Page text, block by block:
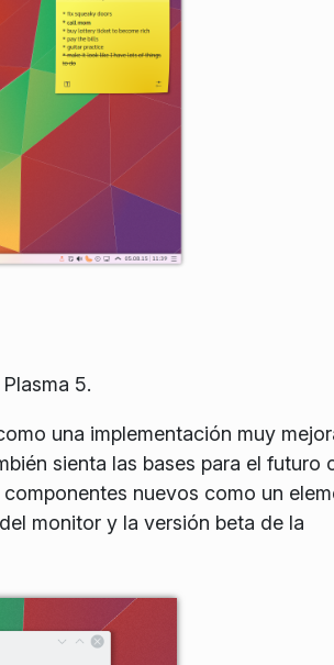
5.
una implementación muy
sienta las bases para el futuro
nuevos como un
monitor y la versión beta de la